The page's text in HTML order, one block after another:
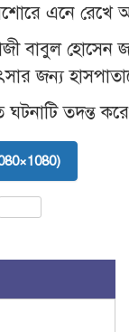
এনে রেখে
বাবুল
জন্য
তদন্ত